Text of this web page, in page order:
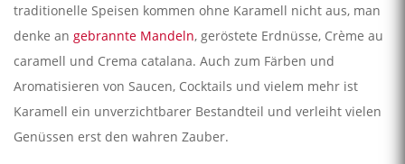
traditionelle Speisen kommen ohne Karamell nicht aus, man
denke an gebrannte Mandeln, geröstete Erdnüsse, Crème au
caramell und Crema catalana. Auch zum Färben und
Aromatisieren von Saucen, Cocktails und vielem mehr ist
Karamell ein unverzichtbarer Bestandteil und verleiht vielen
Genüssen erst den wahren Zauber.